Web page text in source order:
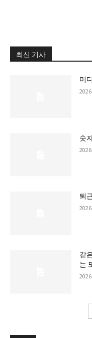
최신 기사
미
숫
퇴
같
는